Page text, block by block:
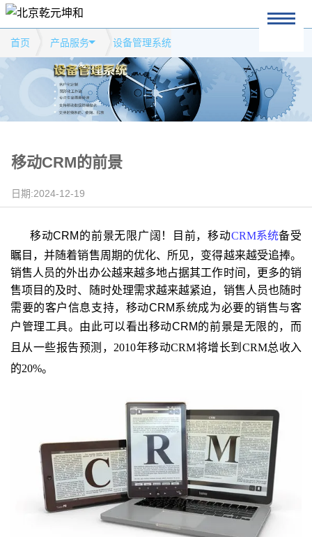
首页 产品服务 设备管理系统
移动CRM的前景
日期:2024-12-19
移动CRM 的前景无限广阔！ 目前，移动CRM系统备受
瞩目，并随着销售周期的优化、所见，变得越来越受追捧。
销售人员的外出办公越来越多地占据其工作时间，更多的销
售项目的及时、随时处理需求越来越紧迫，销售人员也随时
需要的客户信息支持，移动CRM系统成为必要的销售与客
户管理工具。由此可以看出移动CRM的前景是无限的，而
且从一些报告预测， 2010年移动CRM将增长到 CRM总收入
的20%。